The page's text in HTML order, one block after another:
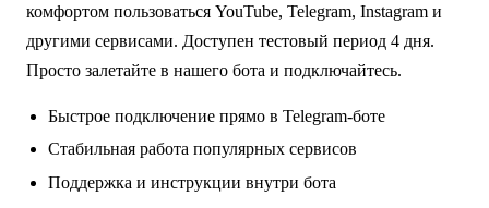
комфортом пользоваться YouTube, Telegram, Instagram и
другими сервисами. Доступен тестовый период 4 дня.
Просто залетайте в нашего бота и подключайтесь.
Быстрое подключение прямо в Telegram-боте
Стабильная работа популярных сервисов
Поддержка и инструкции внутри бота